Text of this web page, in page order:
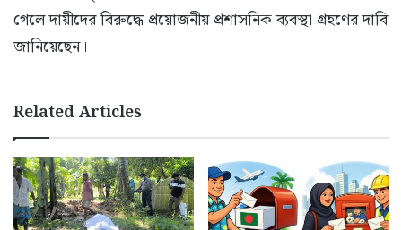
গেলে দায়ীদের বিরুদ্ধে প্রয়োজনীয় প্রশাসনিক ব্যবস্থা গ্রহণের দাবি
জানিয়েছেন।
Related Articles